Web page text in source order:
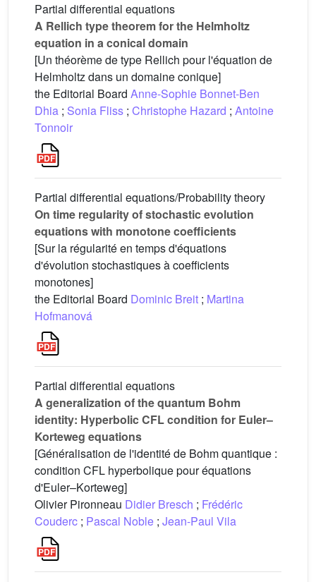
Partial differential equations
A Rellich type theorem for the Helmholtz
equation in a conical domain
[Un théorème de type Rellich pour l'équation de
Helmholtz dans un domaine conique]
the Editorial Board Anne-Sophie Bonnet-Ben
Dhia ; Sonia Fliss ; Christophe Hazard ; Antoine
Tonnoir
Partial differential equations/Probability theory
On time regularity of stochastic evolution
equations with monotone coefficients
[Sur la régularité en temps d'équations
d'évolution stochastiques à coefficients
monotones]
the Editorial Board Dominic Breit ; Martina
Hofmanová
Partial differential equations
A generalization of the quantum Bohm
identity: Hyperbolic CFL condition for Euler–
Korteweg equations
[Généralisation de l'identité de Bohm quantique :
condition CFL hyperbolique pour équations
d'Euler–Korteweg]
Olivier Pironneau Didier Bresch ; Frédéric
Couderc ; Pascal Noble ; Jean-Paul Vila